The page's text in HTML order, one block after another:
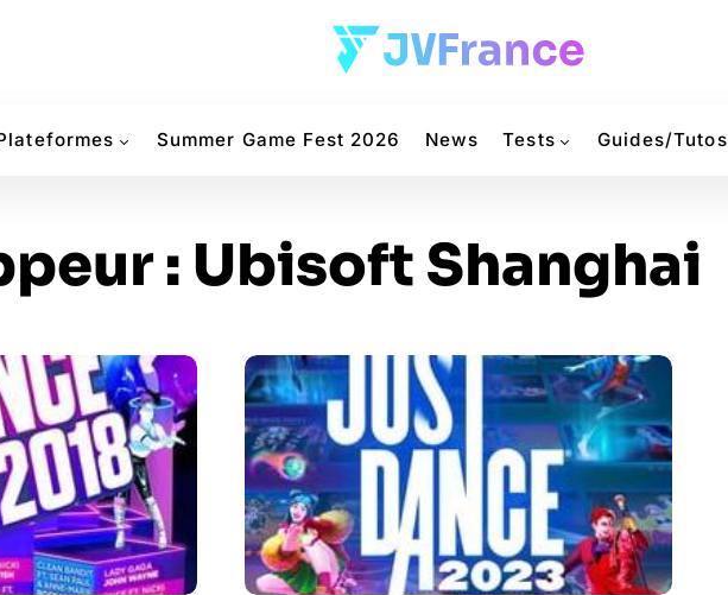
Summer Game Fest 2026 News Tests Guides/Tutos
: Ubisoft Shanghai